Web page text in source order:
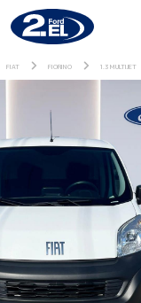
FIAT FIORINO 1.3 MULTIJET